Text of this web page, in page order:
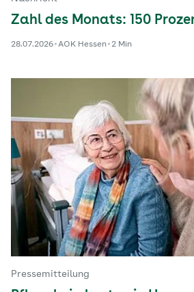
Zahl des Monats: 150
28.07.2026 AOK Hessen 2 Min
Pressemitteilung